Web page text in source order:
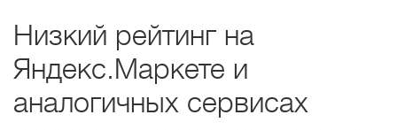
Низкий рейтинг на
Яндекс.Маркете и
аналогичных сервисах